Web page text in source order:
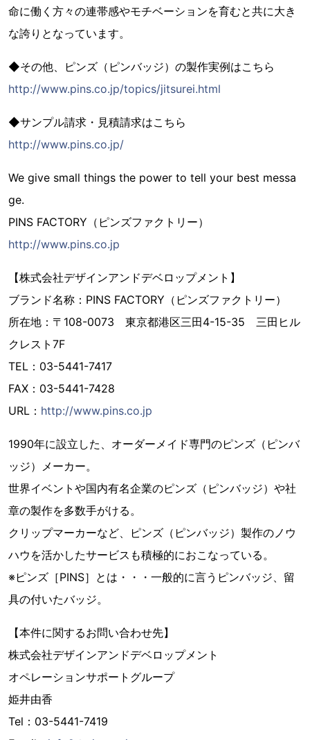
命に働く方々の連帯感やモチベーションを育むと共に大き
な誇りとなっています。
◆その他、ピンズ（ピンバッジ）の製作実例はこちら
http://www.pins.co.jp/topics/jitsurei.html
◆サンプル請求・見積請求はこちら
http://www.pins.co.jp/
We give small things the power to tell your best messa
ge.
PINS FACTORY（ピンズファクトリー）
http://www.pins.co.jp
【株式会社デザインアンドデベロップメント】
ブランド名称：PINS FACTORY（ピンズファクトリー）
所在地：〒108-0073 東京都港区三田4-15-35 三田ヒル
クレスト7F
TEL：03-5441-7417
FAX：03-5441-7428
URL： http://www.pins.co.jp
1990年に設立した、オーダーメイド専門のピンズ（ピンバ
ッジ）メーカー。
世界イベントや国内有名企業のピンズ（ピンバッジ）や社
章の製作を多数手がける。
クリップマーカーなど、ピンズ（ピンバッジ）製作のノウ
ハウを活かしたサービスも積極的におこなっている。
※ピンズ［PINS］とは・・・一般的に言うピンバッジ、留
具の付いたバッジ。
【本件に関するお問い合わせ先】
株式会社デザインアンドデベロップメント
オペレーションサポートグループ
姫井由香
Tel：03-5441-7419